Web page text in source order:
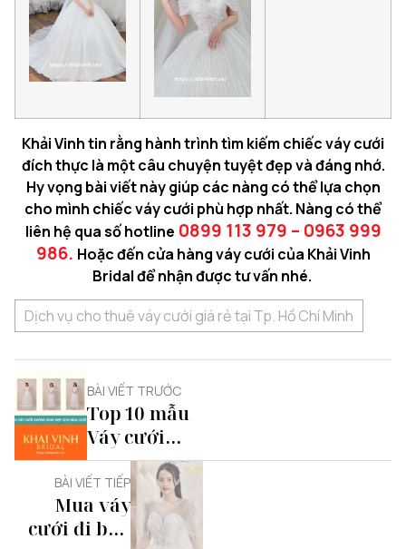
Khải Vinh tin rằng hành trình tìm kiếm chiếc váy cưới
đích thực là một câu chuyện tuyệt đẹp và đáng nhớ.
Hy vọng bài viết này giúp các nàng có thể lựa chọn
cho mình chiếc váy cưới phù hợp nhất. Nàng có thể
liên hệ qua số hotline 0899 113 979 – 0963 999
986. Hoặc đến cửa hàng váy cưới của Khải Vinh
Bridal để nhận được tư vấn nhé.
Dịch vụ cho thuê váy cưới giá rẻ tại Tp. Hồ Chí Minh
BÀI VIẾT TRƯỚC
Top 10 mẫu
Váy cưới
suông xinh
đẹp cho
mùa cưới
năm 2023
BÀI VIẾT TIẾP
Mua váy
cưới đi bàn